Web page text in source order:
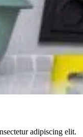
adipiscing elit.